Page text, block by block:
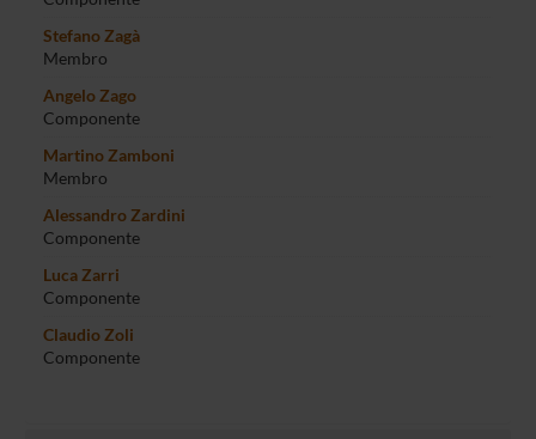
Stefano Zagà
Membro
Angelo Zago
Componente
Martino Zamboni
Membro
Alessandro Zardini
Componente
Luca Zarri
Componente
Claudio Zoli
Componente